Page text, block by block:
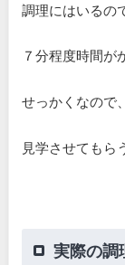
調理にはいるの
７分程度時間が
せっかくなので、
見学させてもら
実際の調